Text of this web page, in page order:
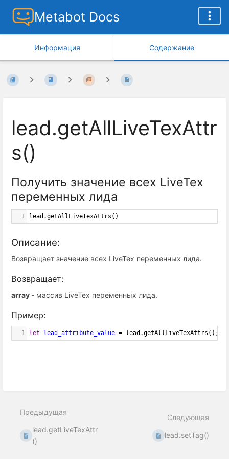
Metabot Docs
Информация Содержание
lead.getAllLiveTexAttr
s()
Получить значение всех LiveTex
переменных лида
1 lead .getAllLiveTexAttrs ()
Описание:
Возвращает значение всех LiveTex переменных лида.
Возвращает:
array - массив LiveTex переменных лида.
Пример:
1 let lead_attribute_value = lead .getAllLiveTexAttrs ();
Предыдущая
lead.getLiveTexAttr
()
Следующая
lead.setTag()